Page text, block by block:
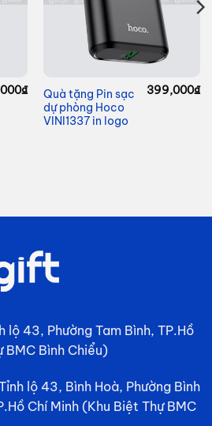
₫
Quà tặng Pin sạc
dự phòng Hoco
VINI1337 in logo
399,000₫
43, Phường Tam Bình, TP.Hồ
BMC Bình Chiểu)
lộ 43, Bình Hoà, Phường Bình
Chí Minh (Khu Biệt Thự BMC